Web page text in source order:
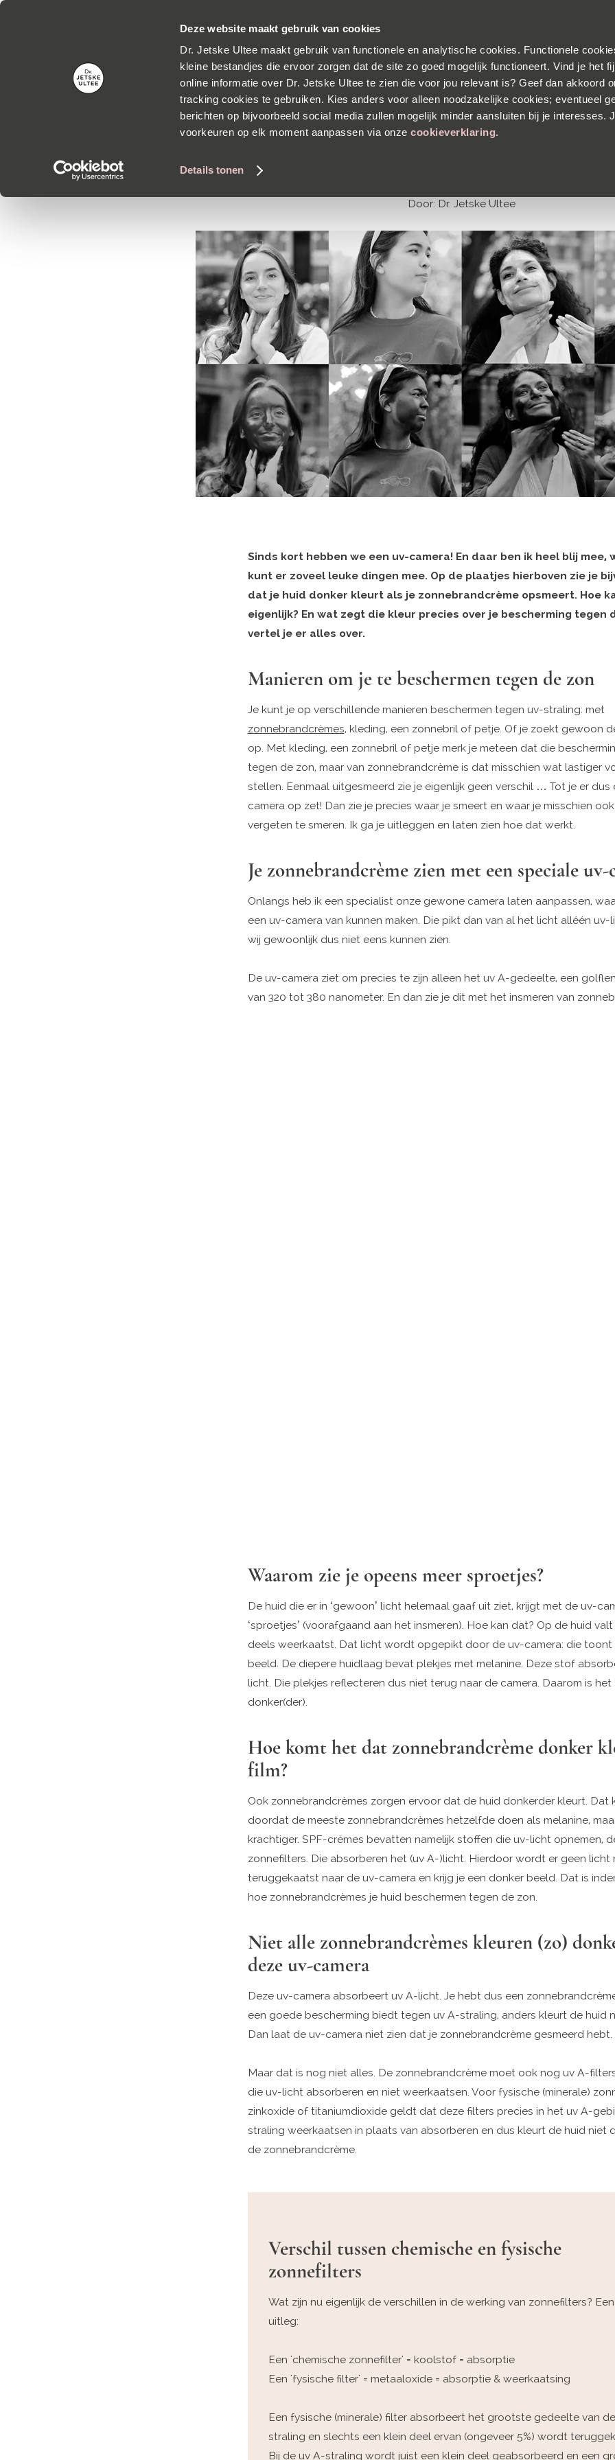
Deze website maakt gebruik van cookies
Dr. Jetske Ultee maakt gebruik van functionele en analytische cookies. Functionele
kleine bestandjes die ervoor zorgen dat de site zo goed mogelijk functioneert. Vind je het
online informatie over Dr. Jetske Ultee te zien die voor jou relevant is? Geef dan akkoord
tracking cookies te gebruiken. Kies anders voor alleen noodzakelijke cookies; eventueel
berichten op bijvoorbeeld social media zullen mogelijk minder aansluiten bij je interesses.
voorkeuren op elk moment aanpassen via onzecookieverklaring.
Details tonen
HUIDANALYSE OVER DR.
ZON
Door: Dr. Jetske Ultee
Sinds kort hebben we een uv-camera! En daar ben ik heel blij mee,
kunt er zoveel leuke dingen mee. Op de plaatjes hierboven zie je
dat je huid donker kleurt als je zonnebrandcrème opsmeert. Hoe
eigenlijk? En wat zegt die kleur precies over je bescherming tegen
vertel je er alles over.
Manieren om je te beschermen tegen de zon
Je kunt je op verschillende manieren beschermen tegen uv-straling: met
zonnebrandcrèmes, kleding, een zonnebril of petje. Of je zoekt gewoon
op. Met kleding, een zonnebril of petje merk je meteen dat die
tegen de zon, maar van zonnebrandcrème is dat misschien wat lastiger
stellen. Eenmaal uitgesmeerd zie je eigenlijk geen verschil … Tot je er dus
camera op zet! Dan zie je precies waar je smeert en waar je misschien
vergeten te smeren. Ik ga je uitleggen en laten zien hoe dat werkt.
Je zonnebrandcrème zien met een speciale uv-
Onlangs heb ik een specialist onze gewone camera laten aanpassen,
een uv-camera van kunnen maken. Die pikt dan van al het licht alléén
wij gewoonlijk dus niet eens kunnen zien.
De uv-camera ziet om precies te zijn alleen het uv A-gedeelte, een
van 320 tot 380 nanometer. En dan zie je dit met het insmeren van
Waarom zie je opeens meer sproetjes?
De huid die er in ‘gewoon’ licht helemaal gaaf uit ziet, krijgt met de uv-
‘sproetjes’ (voorafgaand aan het insmeren). Hoe kan dat? Op de huid
deels weerkaatst. Dat licht wordt opgepikt door de uv-camera: die
beeld. De diepere huidlaag bevat plekjes met melanine. Deze stof
licht. Die plekjes reflecteren dus niet terug naar de camera. Daarom is
donker(der).
Hoe komt het dat zonnebrandcrème donker
film?
Ook zonnebrandcrèmes zorgen ervoor dat de huid donkerder kleurt. Dat
doordat de meeste zonnebrandcrèmes hetzelfde doen als melanine,
krachtiger. SPF-crèmes bevatten namelijk stoffen die uv-licht opnemen,
zonnefilters. Die absorberen het (uv A-)licht. Hierdoor wordt er geen licht
teruggekaatst naar de uv-camera en krijg je een donker beeld. Dat is
hoe zonnebrandcrèmes je huid beschermen tegen de zon.
Niet alle zonnebrandcrèmes kleuren (zo)
deze uv-camera
Deze uv-camera absorbeert uv A-licht. Je hebt dus een
een goede bescherming biedt tegen uv A-straling, anders kleurt de huid
Dan laat de uv-camera niet zien dat je zonnebrandcrème gesmeerd hebt.
Maar dat is nog niet alles. De zonnebrandcrème moet ook nog uv A-
die uv-licht absorberen en niet weerkaatsen. Voor fysische (minerale)
zinkoxide of titaniumdioxide geldt dat deze filters precies in het uv A-
straling weerkaatsen in plaats van absorberen en dus kleurt de huid niet
de zonnebrandcrème.
Verschil tussen chemische en fysische
zonnefilters
Wat zijn nu eigenlijk de verschillen in de werking van zonnefilters?
uitleg:
Een 'chemische zonnefilter' = koolstof = absorptie
Een 'fysische filter' = metaaloxide = absorptie & weerkaatsing
Een fysische (minerale) filter absorbeert het grootste gedeelte van
straling en slechts een klein deel ervan (ongeveer 5%) wordt
Bij de uv A-straling wordt juist een klein deel geabsorbeerd en een